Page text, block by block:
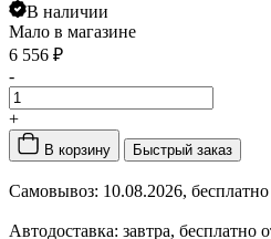
В наличии
Мало в магазине
6 556 ₽
-
+
В корзину Быстрый заказ
Самовывоз: 10.08.2026, бесплатно
Автодоставка: завтра,